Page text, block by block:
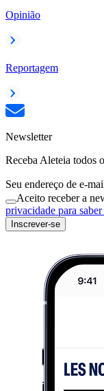
Opinião
Reportagem
Newsletter
Receba Aleteia todos
Seu endereço de e-
Aceito receber a
privacidade para saber
Inscrever-se